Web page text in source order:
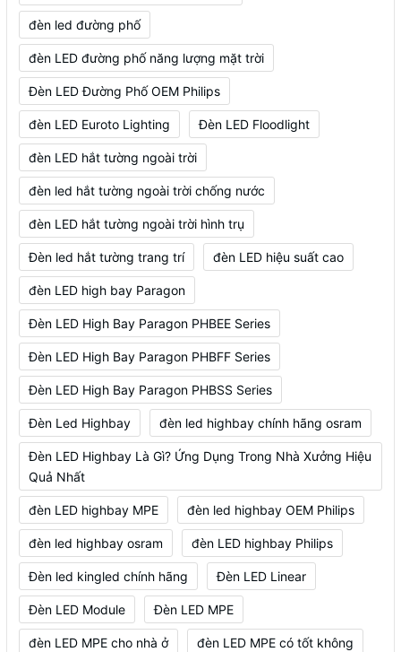
đèn led đường phố
đèn LED đường phố năng lượng mặt trời
Đèn LED Đường Phố OEM Philips
đèn LED Euroto Lighting Đèn LED Floodlight
đèn LED hắt tường ngoài trời
đèn led hắt tường ngoài trời chống nước
đèn LED hắt tường ngoài trời hình trụ
Đèn led hắt tường trang trí đèn LED hiệu suất cao
đèn LED high bay Paragon
Đèn LED High Bay Paragon PHBEE Series
Đèn LED High Bay Paragon PHBFF Series
Đèn LED High Bay Paragon PHBSS Series
Đèn Led Highbay đèn led highbay chính hãng osram
Đèn LED Highbay Là Gì? Ứng Dụng Trong Nhà Xưởng Hiệu
Quả Nhất
đèn LED highbay MPE đèn led highbay OEM Philips
đèn led highbay osram đèn LED highbay Philips
Đèn led kingled chính hãng Đèn LED Linear
Đèn LED Module Đèn LED MPE
đèn LED MPE cho nhà ở đèn LED MPE có tốt không